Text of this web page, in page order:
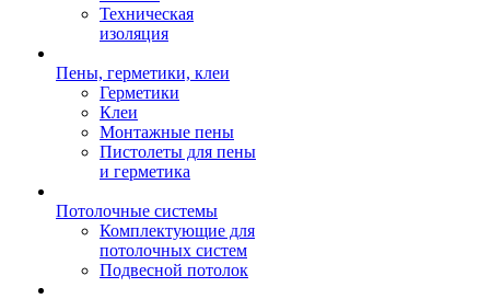
Техническая
изоляция
Пены, герметики, клеи
Герметики
Клеи
Монтажные пены
Пистолеты для пены
и герметика
Потолочные системы
Комплектующие для
потолочных систем
Подвесной потолок